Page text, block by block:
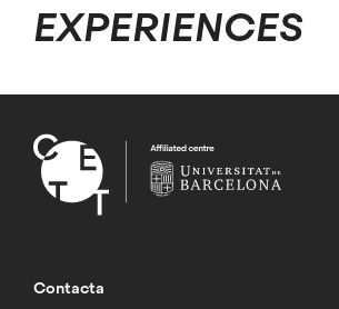
EXPERIENCES
Contacta